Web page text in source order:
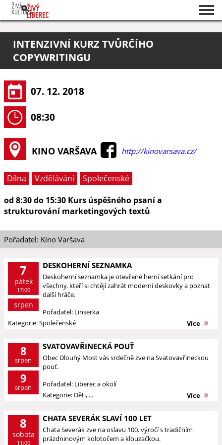
O projektu
Pořadatelé
INTENZIVNÍ KURZ TVŮRČÍHO
COPYWRITINGU
07. 12. 2018
08:30
KINO VARŠAVA http://kinovarsava.cz/
Dílna Vzdělávání
Společenské
od 8:30 do 15:30 Kurs úspěšného psaní a
strukturování marketingových textů
Pořadatel: Kino Varšava
7
pátek
17:00
srpen
DESKOHERNÍ SEZNAMKA
Deskoherní seznamka je otevřené herní setkání pro
všechny, kteří si chtějí zahrát moderní deskovky a poznat
další hráče.
Pořadatel: Linserka
Kategorie: Společenské
Více
8
srpen
9
srpen
SVATOVAVŘINECKÁ POUŤ
Obec Dlouhý Most vás srdečně zve na Svatovavřineckou
pouť.
Pořadatel: Liberec a okolí
Kategorie: Děti, ...
Více
8
sobota
11:00
CHATA SEVERÁK SLAVÍ 100 LET
Chata Severák zve na oslavu 100. výročí s tradičním
prázdninovým kolotočem a klouzačkou.